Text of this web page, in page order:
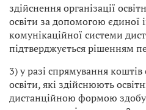
здійснення організації
освіти за допомогою єдиної
комунікаційної системи
підтверджується рішенням
3) у разі спрямування коштів
освіти, які здійснюють
дистанційною формою